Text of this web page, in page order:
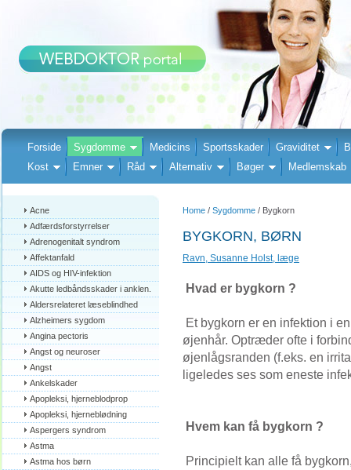
Forside Sygdomme Medicins Sportsskader Graviditet
Kost
Emner Råd Alternativ Bøger Medlemskab
Acne
Adfærdsforstyrrelser
Adrenogenitalt syndrom
Affektanfald
AIDS og HIV-infektion
Akutte ledbåndsskader i anklen.
Aldersrelateret læseblindhed
Alzheimers sygdom
Angina pectoris
Angst og neuroser
Angst
Ankelskader
Apopleksi, hjerneblodprop
Apopleksi, hjerneblødning
Aspergers syndrom
Astma
Astma hos børn
Home / Sygdomme / Bygkorn
BYGKORN, BØRN
Ravn, Susanne Holst, læge
Hvad er bygkorn ?
Et bygkorn er en infektion i
øjenhår. Optræder ofte i
øjenlågsranden (f.eks. en
ligeledes ses som eneste
Hvem kan få bygkorn ?
Principielt kan alle få